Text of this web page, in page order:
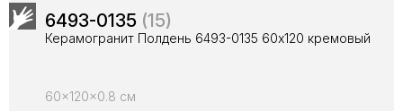
6493-0135 (15)
Керамогранит Полдень 6493-0135 60х120 кремовый
60x120x0.8 см